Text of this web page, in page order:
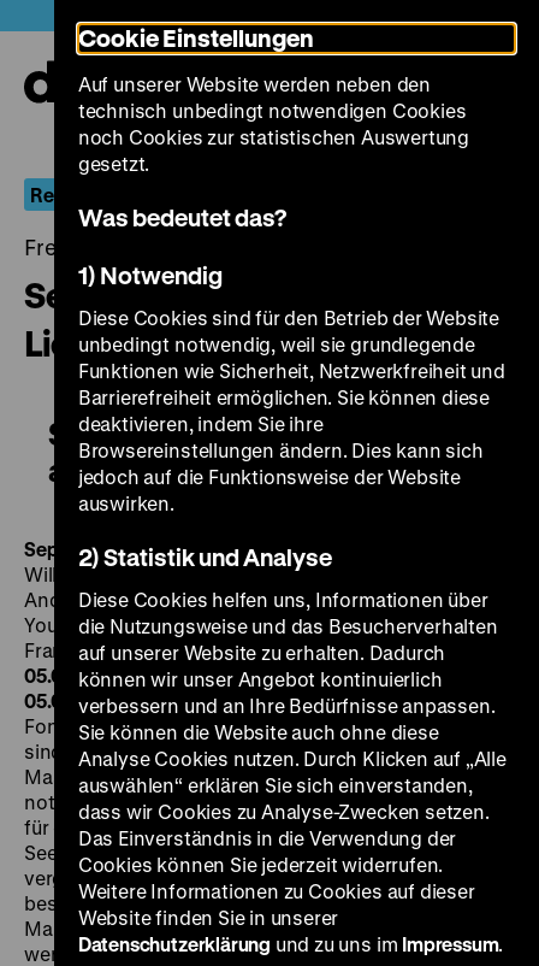
zum
Seiteninhalt
springen
Retrospektive Wilhelm/William Dieterle
Freitag, 07. Juni 2019, 20.00 - 00.00 Uhr
September Affair -
Liebesrausch auf Capri
September Affair - Liebesrausch
auf Capri
September AffairLiebesrausch auf Capri US 1950, R:
William Dieterle, B: Fritz Rotter, Robert Thoeren,
Andrew Solt, K: Charles Lang, Victor Milner, M: Victor
Young, Kurt Weil, D: Joan Fontaine, Joseph Cotten,
Françoise Rosay, Jessica Tandy, 105’· 16mm, OF
05.06. um 20 Uhr + FR 07.06. um 21 Uhr·Einführung am
05.06.: Wolfgang JacobsenDie Pianistin Manina (Joan
Fontaine) und der Industrielle David (Joseph Cotten)
sind auf dem Flug von Rom nach New York, als ihre
Maschine wegen technischer Probleme in Neapel
notlanden muss. Bis zum Weiterflug nutzen sie die Zeit
für einen Stadtbummel, bei dem sie ihre
Seelenverwandtschaft entdecken. Zeit und Raum
vergessend, verpassen sie ihr Flugzeug und
beschließen, das Beste aus ihrer Lage zu machen:
Manina lebt allein und David in Scheidung, zu Hause
werden sie also nicht dringend erwartet. Ganz im Hier
Cookie Einstellungen
Auf unserer Website werden neben den
technisch unbedingt notwendigen Cookies
noch Cookies zur statistischen Auswertung
gesetzt.
Was bedeutet das?
1) Notwendig
Diese Cookies sind für den Betrieb der Website
unbedingt notwendig, weil sie grundlegende
Funktionen wie Sicherheit, Netzwerkfreiheit und
Barrierefreiheit ermöglichen. Sie können diese
deaktivieren, indem Sie ihre
Browsereinstellungen ändern. Dies kann sich
jedoch auf die Funktionsweise der Website
auswirken.
2) Statistik und Analyse
Diese Cookies helfen uns, Informationen über
die Nutzungsweise und das Besucherverhalten
auf unserer Website zu erhalten. Dadurch
können wir unser Angebot kontinuierlich
verbessern und an Ihre Bedürfnisse anpassen.
Sie können die Website auch ohne diese
Analyse Cookies nutzen. Durch Klicken auf „Alle
auswählen“ erklären Sie sich einverstanden,
dass wir Cookies zu Analyse-Zwecken setzen.
Das Einverständnis in die Verwendung der
Cookies können Sie jederzeit widerrufen.
Weitere Informationen zu Cookies auf dieser
Website finden Sie in unserer
Datenschutzerklärung und zu uns im Impressum.